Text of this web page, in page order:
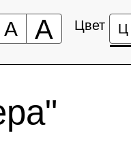
А А Цвет Ц